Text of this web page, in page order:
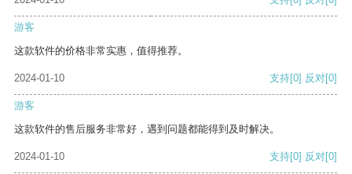
游客
这款软件的价格非常实惠，值得推荐。
2024-01-10 支持[0] 反对[0]
游客
这款软件的售后服务非常好，遇到问题都能得到及时解决。
2024-01-10 支持[0] 反对[0]